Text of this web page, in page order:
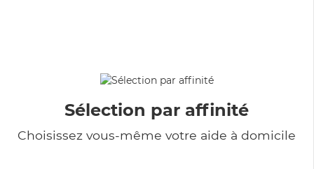
Sélection par affinité
Choisissez vous-même votre aide à domicile